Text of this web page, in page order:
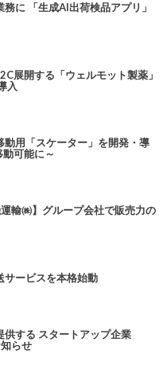
に 「生成AI出荷検品アプリ」
展開する「ウェルモット製薬」
入
用「スケーター」を開発・導
可能に～
輸㈱】グループ会社で販売力の
サービスを本格始動
する スタートアップ企業
らせ